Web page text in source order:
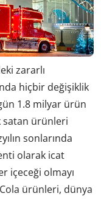
zararlı
hiçbir değişiklik
1.8 milyar ürün
satan ürünleri
sonlarında
olarak icat
içeceği olmayı
Cola ürünleri, dünya